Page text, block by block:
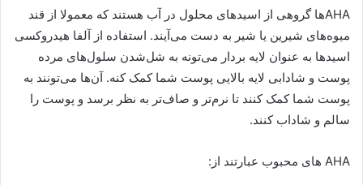
AHA‌ها گروهی از اسیدهای محلول در آب هستند که معمولا از قند
میوه‌های شیرین یا شیر به دست می‌آیند. استفاده از آلفا هیدروکسی
اسیدها به عنوان لایه بردار می‌تونه به شل‌شدن سلول‌های مرده
پوست و شادابی لایه بالایی پوست شما کمک کنه. آن‌ها می‌تونند به
پوست شما کمک کنند تا نرم‌تر و صاف‌تر به نظر برسد و پوست را
سالم و شاداب کنند.
AHA های محبوب عبارتند از: